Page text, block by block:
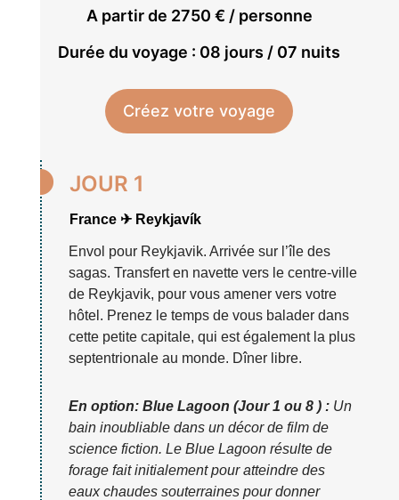
A partir de 2750 € / personne
Durée du voyage : 08 jours / 07 nuits
Créez votre voyage
 JOUR 1
France ✈ Reykjavík
Envol pour Reykjavik. Arrivée sur l’île des
sagas. Transfert en navette vers le centre-ville
de Reykjavik, pour vous amener vers votre
hôtel. Prenez le temps de vous balader dans
cette petite capitale, qui est également la plus
septentrionale au monde. Dîner libre.
En option: Blue Lagoon (Jour 1 ou 8 ) :Un
bain inoubliable dans un décor de film de
science fiction. Le Blue Lagoon résulte de
forage fait initialement pour atteindre des
eaux chaudes souterraines pour donner